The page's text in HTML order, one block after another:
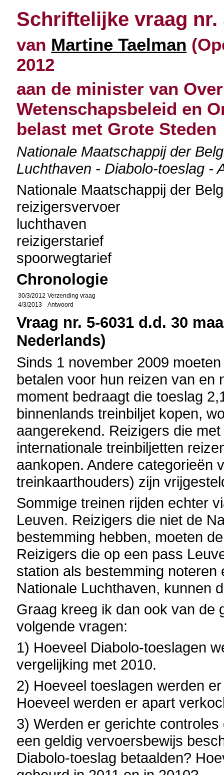
Schriftelijke vraag nr.
van Martine Taelman
2012
aan de minister van
Wetenschapsbeleid en
belast met Grote Steden
Nationale Maatschappij der
Luchthaven - Diabolo-toeslag -
Nationale Maatschappij der
reizigersvervoer
luchthaven
reizigerstarief
spoorwegtarief
Chronologie
30/3/2012 Verzending vraag
4/3/2013
Antwoord
Vraag nr. 5-6031 d.d. 30
Nederlands)
Sinds 1 november 2009
betalen voor hun reizen van en
moment bedraagt die toeslag
binnenlands treinbiljet kopen,
aangerekend. Reizigers die
internationale treinbiljetten
aankopen. Andere categorieën
treinkaarthouders) zijn
Sommige treinen rijden echter
Leuven. Reizigers die niet de
bestemming hebben, moeten
Reizigers die op een pass
station als bestemming
Nationale Luchthaven, kunnen
Graag kreeg ik dan ook van de
volgende vragen:
1) Hoeveel Diabolo-toeslagen
vergelijking met 2010.
2) Hoeveel toeslagen werden
Hoeveel werden er apart
3) Werden er gerichte
een geldig vervoersbewijs
Diabolo-toeslag betaalden?